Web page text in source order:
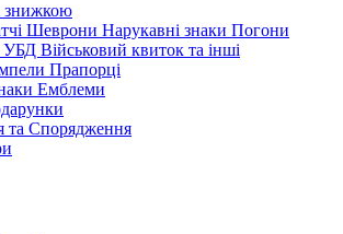
знижкою
Шеврони Нарукавні знаки Погони
Військовий квиток та інші
Прапорці
Емблеми
та Спорядження